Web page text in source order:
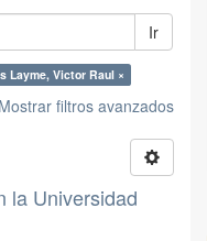
Ir
Layme, Victor Raul ×
Mostrar filtros avanzados
la Universidad